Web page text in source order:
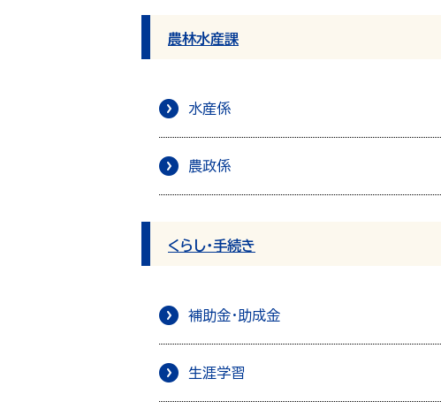
農林水産課
水産係
農政係
くらし・手続き
補助金・助成金
生涯学習